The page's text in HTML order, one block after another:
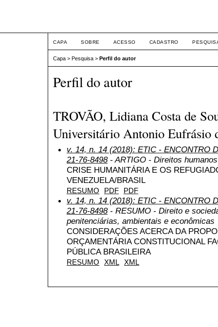
CAPA SOBRE ACESSO CADASTRO
Capa > Pesquisa > Perfil do autor
Perfil do autor
TROVÃO, Lidiana Costa de
Universitário Antonio Eufrásio
v. 14, n. 14 (2018): ETIC - ENCONTRO
21-76-8498- ARTIGO - Direitos
CRISE HUMANITÁRIA E OS
VENEZUELA/BRASIL
RESUMO PDF PDF
v. 14, n. 14 (2018): ETIC - ENCONTRO
21-76-8498- RESUMO - Direito e
penitenciárias, ambientais e econômicas
CONSIDERAÇÕES ACERCA DA
ORÇAMENTÁRIA CONSTITUCIONAL
PÚBLICA BRASILEIRA
RESUMO XML XML